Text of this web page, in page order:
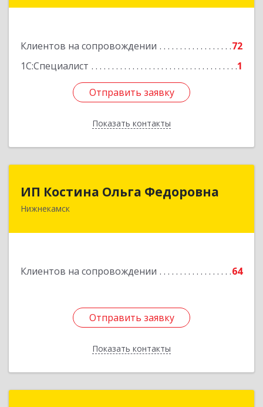
Клиентов на сопровождении
72
1С:Специалист
1
Отправить заявку
Показать контакты
Подробнее
Отправить заявку
Назад
ИП Костина Ольга Федоровна
Нижнекамск
Клиентов на сопровождении 64
Отправить заявку
Показать контакты
Отправить заявку
Назад